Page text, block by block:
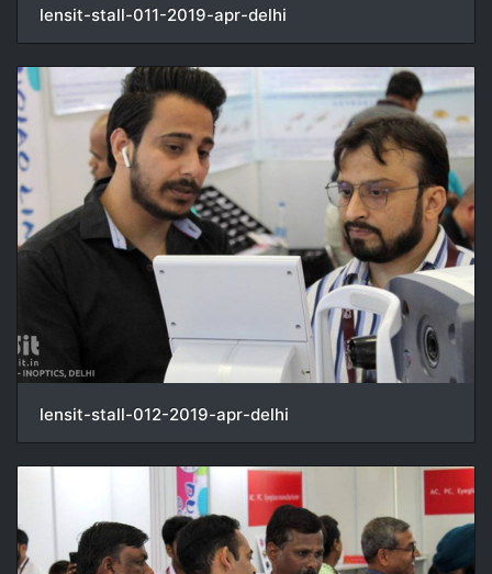
lensit-stall-011-2019-apr-delhi
lensit-stall-012-2019-apr-delhi